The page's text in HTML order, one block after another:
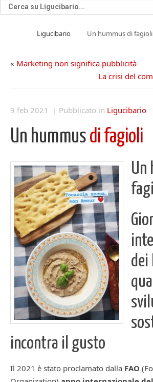
Ligucibario Un hummus di fagioli
« Marketing non significa pubblicità
La crisi del
9 feb 2021 | Pubblicato in Ligucibario
Un hummus di fagioli
Un
dei
incontra il gusto
Il 2021 è stato proclamato dalla FAO